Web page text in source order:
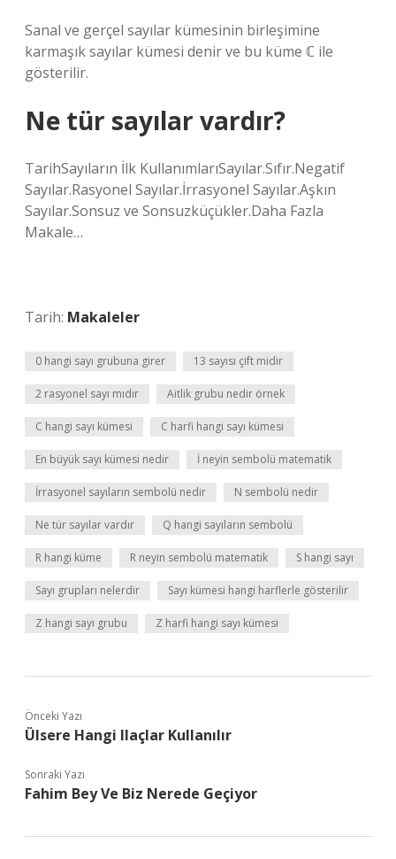
Sanal ve gerçel sayılar kümesinin birleşimine
karmaşık sayılar kümesi denir ve bu küme ℂ ile
gösterilir.
Ne tür sayılar vardır?
TarihSayıların İlk KullanımlarıSayılar.Sıfır.Negatif
Sayılar.Rasyonel Sayılar.İrrasyonel Sayılar.Aşkın
Sayılar.Sonsuz ve Sonsuzküçükler.Daha Fazla
Makale…
Tarih: Makaleler
0 hangi sayı grubuna girer 13 sayısı çift midir
2 rasyonel sayı mıdır Aitlik grubu nedir örnek
C hangi sayı kümesi C harfi hangi sayı kümesi
En büyük sayı kümesi nedir İ neyin sembolü matematik
İrrasyonel sayıların sembolü nedir N sembolü nedir
Ne tür sayılar vardır Q hangi sayıların sembolü
R hangi küme R neyin sembolü matematik S hangi sayı
Sayı grupları nelerdir Sayı kümesi hangi harflerle gösterilir
Z hangi sayı grubu Z harfi hangi sayı kümesi
Önceki Yazı
Ülsere Hangi Ilaçlar Kullanılır
Sonraki Yazı
Fahim Bey Ve Biz Nerede Geçiyor